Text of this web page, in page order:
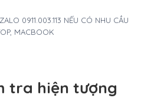
0911.003.113 NẾU CÓ NHU CẦU
MACBOOK
tra hiện tượng